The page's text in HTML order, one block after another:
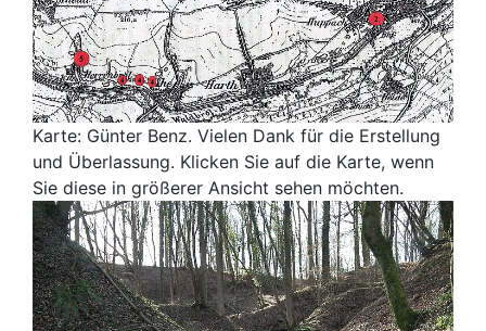
Karte: Günter Benz. Vielen Dank für die Erstellung
und Überlassung. Klicken Sie auf die Karte, wenn
Sie diese in größerer Ansicht sehen möchten.